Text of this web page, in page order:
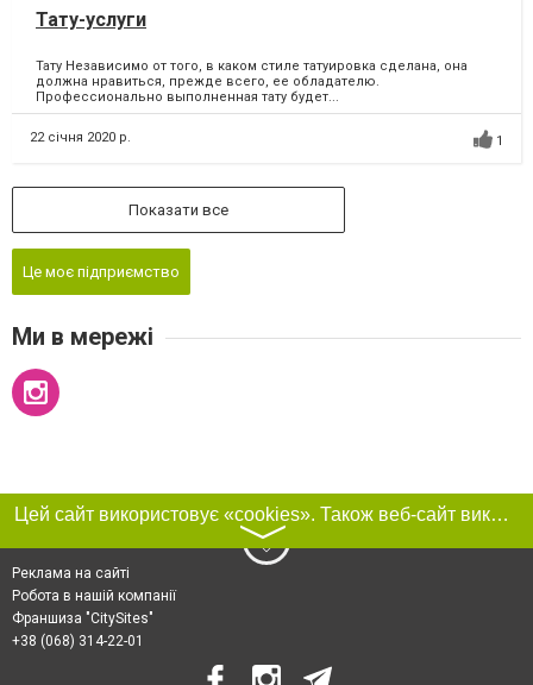
Тату-услуги
Тату Независимо от того, в каком стиле татуировка сделана, она
должна нравиться, прежде всего, ее обладателю.
Профессионально выполненная тату будет...
22 січня 2020 р. 1
Показати все
Це моє підприємство
Ми в мережі
Цей сайт використовує «cookies». Також веб-сайт використовує інтернет-сервіс для збору технічних даних стосовно відвідувачів з метою отримання маркетингової та статистичної інформації. Умови обробки даних відвідувачів сайту див.
〉
Реклама на сайті
Робота в нашій компанії
Франшиза "CitySites"
+38 (068) 314-22-01